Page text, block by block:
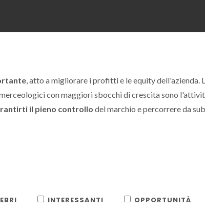
, atto a migliorare i profitti e le equity dell'azienda.
con maggiori sbocchi di crescita sono
il pieno controllo del marchio e percorrere da
INTERESSANTI OPPORTUNITÀ